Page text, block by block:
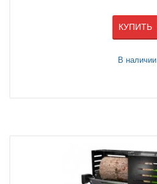
КУПИТЬ
В наличии